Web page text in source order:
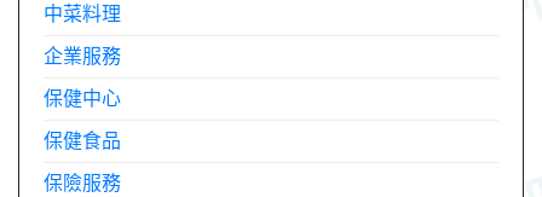
中菜料理
企業服務
保健中心
保健食品
保險服務